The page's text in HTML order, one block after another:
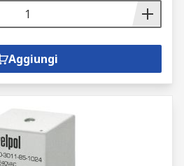
Aggiungi